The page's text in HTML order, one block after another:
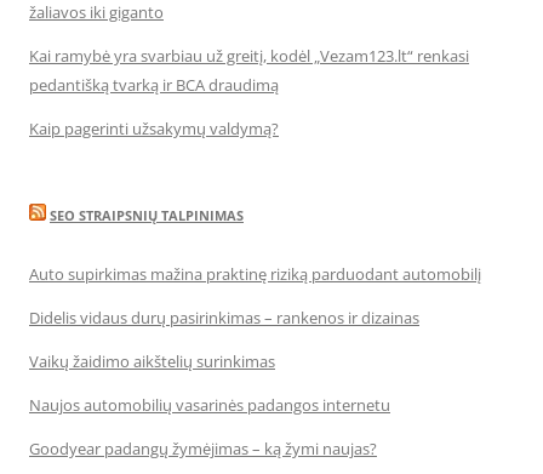
žaliavos iki giganto
Kai ramybė yra svarbiau už greitį, kodėl „Vezam123.lt“ renkasi
pedantišką tvarką ir BCA draudimą
Kaip pagerinti užsakymų valdymą?
SEO STRAIPSNIŲ TALPINIMAS
Auto supirkimas mažina praktinę riziką parduodant automobilį
Didelis vidaus durų pasirinkimas – rankenos ir dizainas
Vaikų žaidimo aikštelių surinkimas
Naujos automobilių vasarinės padangos internetu
Goodyear padangų žymėjimas – ką žymi naujas?